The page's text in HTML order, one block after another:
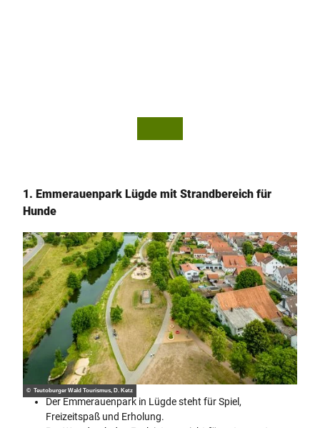
1. Emmerauenpark Lügde mit Strandbereich für
Hunde
© Teutoburger Wald Tourismus, D. Ketz
Der Emmerauenpark in Lügde steht für Spiel,
Freizeitspaß und Erholung.